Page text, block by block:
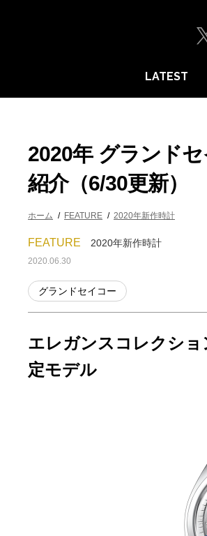
LATEST
2020年 グランド
紹介（6/30更新）
ホーム FEATURE 2020年新作時計
FEATURE 2020年新作時計
2020.06.30
グランドセイコー
エレガンスコレクシ
定モデル